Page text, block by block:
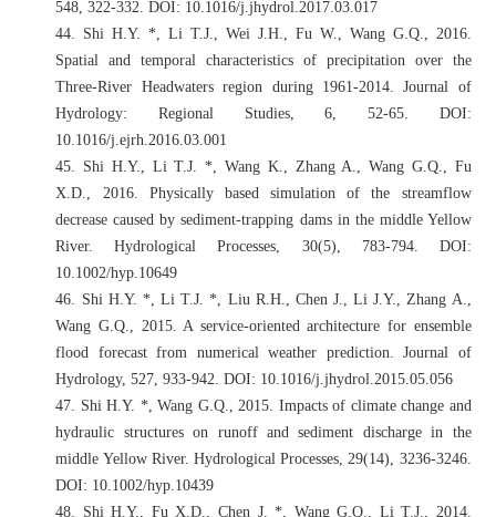
548, 322-332. DOI: 10.1016/j.jhydrol.2017.03.017
44. Shi H.Y. *, Li T.J., Wei J.H., Fu W., Wang G.Q., 2016.
Spatial and temporal characteristics of precipitation over the
Three-River Headwaters region during 1961-2014. Journal of
Hydrology: Regional Studies, 6, 52-65. DOI:
10.1016/j.ejrh.2016.03.001
45. Shi H.Y., Li T.J. *, Wang K., Zhang A., Wang G.Q., Fu
X.D., 2016. Physically based simulation of the streamflow
decrease caused by sediment-trapping dams in the middle Yellow
River. Hydrological Processes, 30(5), 783-794. DOI:
10.1002/hyp.10649
46. Shi H.Y. *, Li T.J. *, Liu R.H., Chen J., Li J.Y., Zhang A.,
Wang G.Q., 2015. A service-oriented architecture for ensemble
flood forecast from numerical weather prediction. Journal of
Hydrology, 527, 933-942. DOI: 10.1016/j.jhydrol.2015.05.056
47. Shi H.Y. *, Wang G.Q., 2015. Impacts of climate change and
hydraulic structures on runoff and sediment discharge in the
middle Yellow River. Hydrological Processes, 29(14), 3236-3246.
DOI: 10.1002/hyp.10439
48. Shi H.Y., Fu X.D., Chen J. *, Wang G.Q., Li T.J., 2014.